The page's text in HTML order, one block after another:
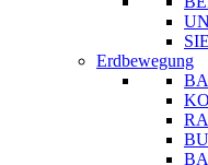
Erdbewegung